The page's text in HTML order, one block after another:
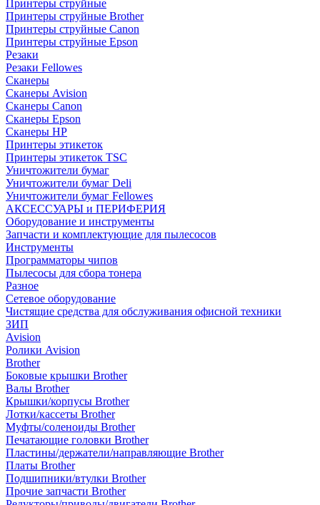
Принтеры струйные
Принтеры струйные Brother
Принтеры струйные Canon
Принтеры струйные Epson
Резаки
Резаки Fellowes
Сканеры
Сканеры Avision
Сканеры Canon
Сканеры Epson
Сканеры HP
Принтеры этикеток
Принтеры этикеток TSC
Уничтожители бумаг
Уничтожители бумаг Deli
Уничтожители бумаг Fellowes
АКСЕССУАРЫ и ПЕРИФЕРИЯ
Оборудование и инструменты
Запчасти и комплектующие для пылесосов
Инструменты
Программаторы чипов
Пылесосы для сбора тонера
Разное
Сетевое оборудование
Чистящие средства для обслуживания офисной техники
ЗИП
Avision
Ролики Avision
Brother
Боковые крышки Brother
Валы Brother
Крышки/корпусы Brother
Лотки/кассеты Brother
Муфты/соленоиды Brother
Печатающие головки Brother
Пластины/держатели/направляющие Brother
Платы Brother
Подшипники/втулки Brother
Прочие запчасти Brother